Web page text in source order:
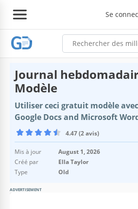
Se
Journal
Modèle
Utiliser ceci gratuit modèle avec
Google Docs and Microsoft
4.47 (2 avis)
Mis à jour
August 1, 2026
Créé par
Ella Taylor
Type
Old
ADVERTISEMENT